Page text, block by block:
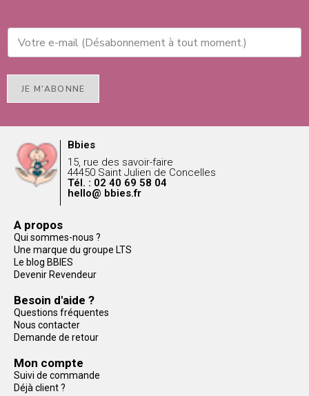
JE M'ABONNE
Bbies
15, rue des savoir-faire
44450 Saint Julien de Concelles
Tél. : 02 40 69 58 04
hello@ bbies.fr
A propos
Qui sommes-nous ?
Une marque du groupe LTS
Le blog BBIES
Devenir Revendeur
Besoin d'aide ?
Questions fréquentes
Nous contacter
Demande de retour
Mon compte
Suivi de commande
Déjà client ?